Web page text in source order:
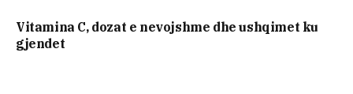
Vitamina C, dozat e nevojshme dhe ushqimet ku
gjendet